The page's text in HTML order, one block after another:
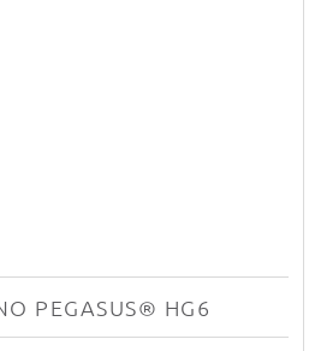
PEGASUS® HG6